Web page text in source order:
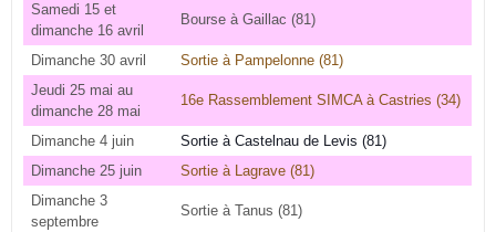
Samedi 15 et
dimanche 16 avril
Bourse à Gaillac (81)
Dimanche 30 avril
Sortie à Pampelonne (81)
Jeudi 25 mai au
dimanche 28 mai
16e Rassemblement SIMCA à Castries (34)
Dimanche 4 juin
Sortie à Castelnau de Levis (81)
Dimanche 25 juin
Sortie à Lagrave (81)
Dimanche 3
septembre
Sortie à Tanus (81)